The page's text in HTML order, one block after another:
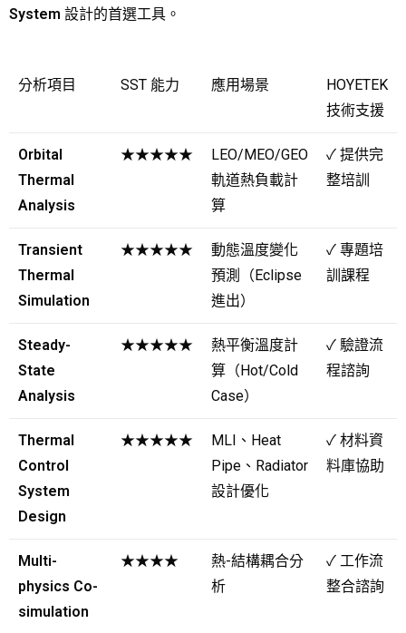
System 設計的首選工具。
分析項目 SST 能力 應用場景
HOYETEK
技術支援
Orbital
Thermal
Analysis
★★★★★
LEO/MEO/GEO
軌道熱負載計
算
✓ 提供完
整培訓
Transient
Thermal
Simulation
★★★★★
動態溫度變化
預測（Eclipse
進出）
✓ 專題培
訓課程
Steady-
State
Analysis
★★★★★
熱平衡溫度計
算（Hot/Cold
Case）
✓ 驗證流
程諮詢
Thermal
Control
System
Design
★★★★★
MLI、Heat
Pipe、Radiator
設計優化
✓ 材料資
料庫協助
Multi-
physics Co-
simulation
★★★★
熱-結構耦合分
析
✓ 工作流
整合諮詢